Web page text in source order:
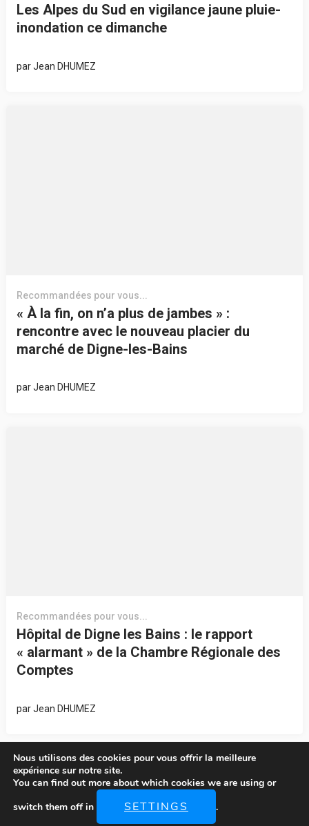
Les Alpes du Sud en vigilance jaune pluie-
inondation ce dimanche
parJean DHUMEZ
Recommandées pour vous...
« À la fin, on n’a plus de jambes » :
rencontre avec le nouveau placier du
marché de Digne-les-Bains
parJean DHUMEZ
Recommandées pour vous...
Hôpital de Digne les Bains : le rapport
« alarmant » de la Chambre Régionale des
Comptes
parJean DHUMEZ
© Copyright 2026 . Tous Droits Réservés.
Nous utilisons des cookies pour vous offrir la meilleure
expérience sur notre site.
You can find out more about which cookies we are using or
switch them off in
SETTINGS .